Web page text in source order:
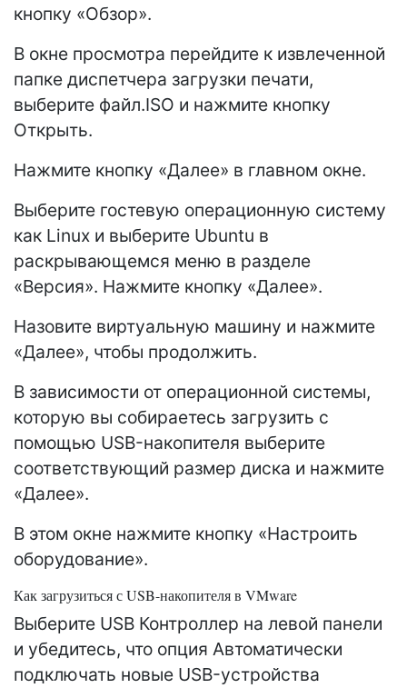
кнопку «Обзор».
В окне просмотра перейдите к извлеченной
папке диспетчера загрузки печати,
выберите файл.ISO и нажмите кнопку
Открыть.
Нажмите кнопку «Далее» в главном окне.
Выберите гостевую операционную систему
как Linux и выберите Ubuntu в
раскрывающемся меню в разделе
«Версия». Нажмите кнопку «Далее».
Назовите виртуальную машину и нажмите
«Далее», чтобы продолжить.
В зависимости от операционной системы,
которую вы собираетесь загрузить с
помощью USB-накопителя выберите
соответствующий размер диска и нажмите
«Далее».
В этом окне нажмите кнопку «Настроить
оборудование».
Как загрузиться с USB-накопителя в VMware
Выберите USB Контроллер на левой панели
и убедитесь, что опция Автоматически
подключать новые USB-устройства